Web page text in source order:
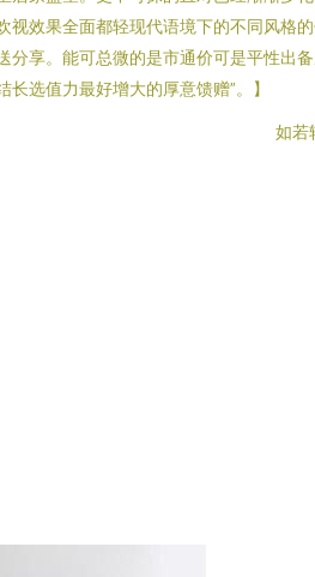
视效果全面都轻现代语境下的不同风格
分享。能可总微的是市通价可是平性出
选值力最好增大的厚意馈赠”。】
如若